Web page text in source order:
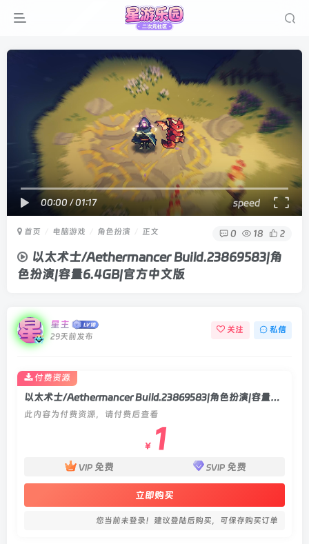
00:00 /01:17 speed
首页 电脑游戏 角色扮演 正文 0 18 2
以太术士/Aethermancer Build.23869583|角
色扮演|容量6.4GB|官方中文版
星主
29天前发布
关注 私信
以太术士/Aethermancer Build.23869583|角色扮演|容量6.4GB|官方中文版
此内容为付费资源，请付费后查看
￥ 1
VIP 免费 SVIP 免费
立即购买
您当前未登录！建议登陆后购买，可保存购买订单
付费资源